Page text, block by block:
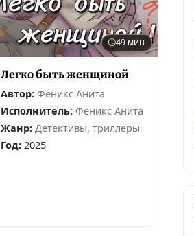
49 мин
Легко быть женщиной
Автор: Феникс Анита
Исполнитель: Феникс Анита
Жанр: Детективы, триллеры
Год:2025